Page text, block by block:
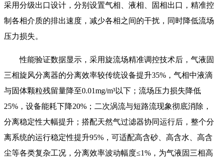
采用分级出口设计，分别设置气相、液相、固相出口，精准控
制各相介质的排出速度，减少各相之间的干扰，同时降低流场
压力损失。
性能验证数据显示，采用旋流场精准调控技术后，气液固
三相旋风分离器的分离效率较传统设备提升35%，气相中液滴
与固体颗粒残留量降至0.01mg/m³以下；流场压力损失降低
25%，设备能耗下降20%；二次涡流与短路流现象彻底消除，
分离稳定性大幅提升；搭配天然气过滤器协同运行后，整个分
离系统的运行稳定性提升95%，可适配高含砂、高含水、高含
尘等各类复杂工况，分离效率波动幅度≤1%，为气液固三相高